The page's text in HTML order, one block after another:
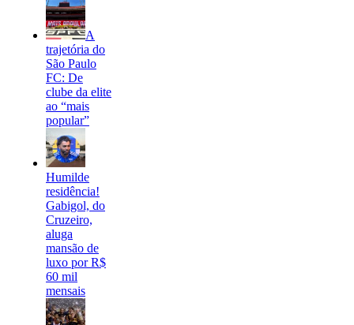
A
trajetória do
São Paulo
FC: De
clube da elite
ao “mais
popular”
Humilde
residência!
Gabigol, do
Cruzeiro,
aluga
mansão de
luxo por R$
60 mil
mensais